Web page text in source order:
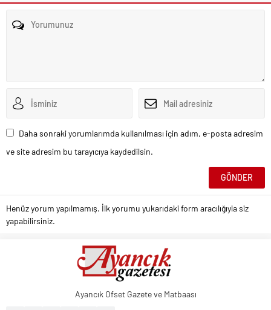
Daha sonraki yorumlarımda kullanılması için adım, e-posta adresim
ve site adresim bu tarayıcıya kaydedilsin.
Henüz yorum yapılmamış. İlk yorumu yukarıdaki form aracılığıyla siz
yapabilirsiniz.
Ayancık Ofset Gazete ve Matbaası